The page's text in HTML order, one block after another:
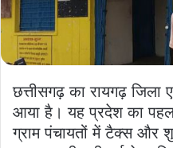
छत्तीसगढ़ का रायगढ़
आया है। यह प्रदेश का
ग्राम पंचायतों में टैक्स और